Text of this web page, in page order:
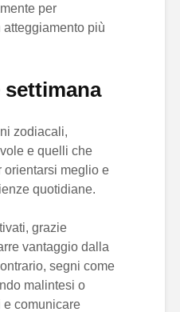
per
più
zodiacali,
e quelli che
orientarsi meglio e
quotidiane.
grazie
vantaggio dalla
segni come
malintesi o
e comunicare